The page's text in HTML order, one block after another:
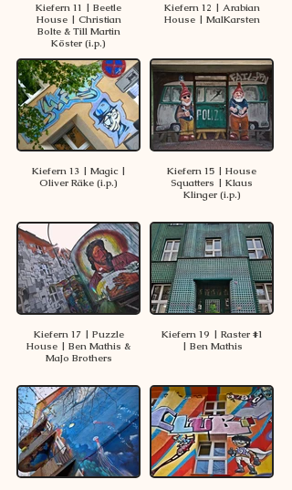
Kiefern 11 | Beetle
House | Christian
Bolte & Till Martin
Köster (i.p.)
Kiefern 12 | Arabian
House | MalKarsten
Kiefern 13 | Magic |
Oliver Räke (i.p.)
Kiefern 15 | House
Squatters | Klaus
Klinger (i.p.)
Kiefern 17 | Puzzle
House | Ben Mathis &
MaJo Brothers
Kiefern 19 | Raster #1
| Ben Mathis